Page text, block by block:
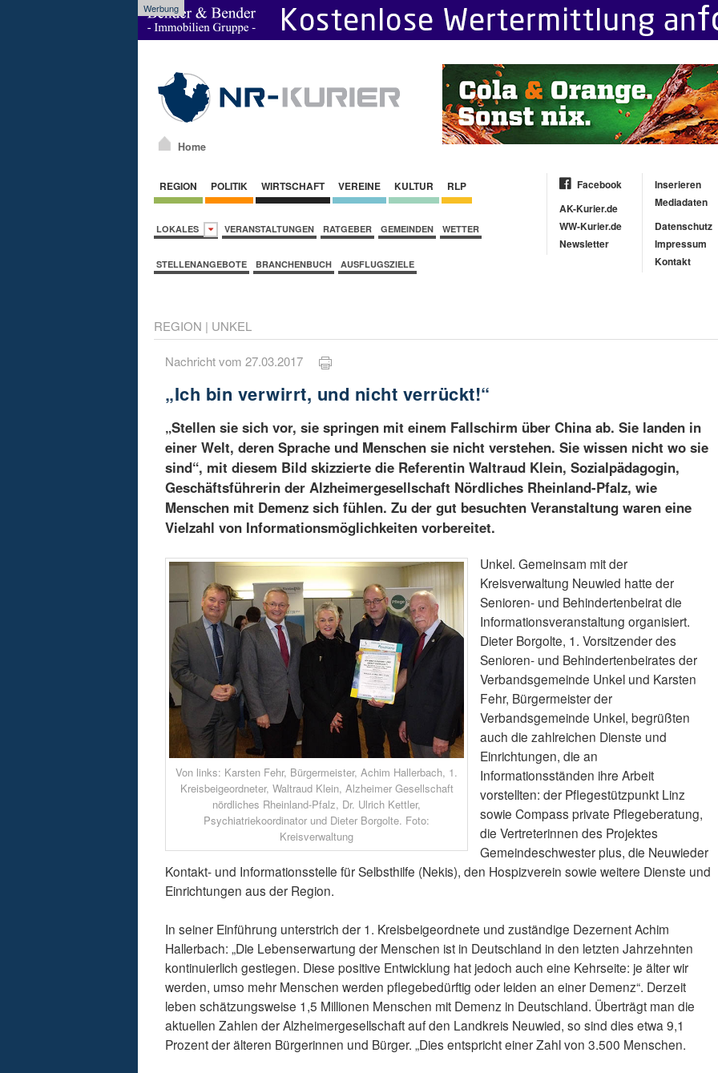
Werbung
Home
REGION POLITIK WIRTSCHAFT VEREINE KULTUR RLP
LOKALES VERANSTALTUNGEN RATGEBER GEMEINDEN WETTER
STELLENANGEBOTE BRANCHENBUCH AUSFLUGSZIELE
Facebook
AK-Kurier.de
WW-Kurier.de
Newsletter
Inserieren
Mediadaten
Datenschutz
Impressum
Kontakt
REGION | UNKEL
Nachricht vom 27.03.2017
„Ich bin verwirrt, und nicht verrückt!“
„Stellen sie sich vor, sie springen mit einem Fallschirm über China ab. Sie landen in
einer Welt, deren Sprache und Menschen sie nicht verstehen. Sie wissen nicht wo sie
sind“, mit diesem Bild skizzierte die Referentin Waltraud Klein, Sozialpädagogin,
Geschäftsführerin der Alzheimergesellschaft Nördliches Rheinland-Pfalz, wie
Menschen mit Demenz sich fühlen. Zu der gut besuchten Veranstaltung waren eine
Vielzahl von Informationsmöglichkeiten vorbereitet.
Von links: Karsten Fehr, Bürgermeister, Achim Hallerbach, 1.
Kreisbeigeordneter, Waltraud Klein, Alzheimer Gesellschaft
nördliches Rheinland-Pfalz, Dr. Ulrich Kettler,
Psychiatriekoordinator und Dieter Borgolte. Foto:
Kreisverwaltung
Unkel. Gemeinsam mit der
Kreisverwaltung Neuwied hatte der
Senioren- und Behindertenbeirat die
Informationsveranstaltung organisiert.
Dieter Borgolte, 1. Vorsitzender des
Senioren- und Behindertenbeirates der
Verbandsgemeinde Unkel und Karsten
Fehr, Bürgermeister der
Verbandsgemeinde Unkel, begrüßten
auch die zahlreichen Dienste und
Einrichtungen, die an
Informationsständen ihre Arbeit
vorstellten: der Pflegestützpunkt Linz
sowie Compass private Pflegeberatung,
die Vertreterinnen des Projektes
Gemeindeschwester plus, die Neuwieder
Kontakt- und Informationsstelle für Selbsthilfe (Nekis), den Hospizverein sowie weitere Dienste und
Einrichtungen aus der Region.
In seiner Einführung unterstrich der 1. Kreisbeigeordnete und zuständige Dezernent Achim
Hallerbach: „Die Lebenserwartung der Menschen ist in Deutschland in den letzten Jahrzehnten
kontinuierlich gestiegen. Diese positive Entwicklung hat jedoch auch eine Kehrseite: je älter wir
werden, umso mehr Menschen werden pflegebedürftig oder leiden an einer Demenz“. Derzeit
leben schätzungsweise 1,5 Millionen Menschen mit Demenz in Deutschland. Überträgt man die
aktuellen Zahlen der Alzheimergesellschaft auf den Landkreis Neuwied, so sind dies etwa 9,1
Prozent der älteren Bürgerinnen und Bürger. „Dies entspricht einer Zahl von 3.500 Menschen.